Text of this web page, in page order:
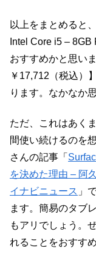
以上をまとめると
Intel Core i5 – 8GB
おすすめかと思い
￥17,712（税込）
ります。なかなか
ただ、これはあく
間使い続けるのを
さんの記事「
を決めた理由 – 阿
イナビニュース 」
ます。簡易のタブ
もアリでしょう。
れることをおすす